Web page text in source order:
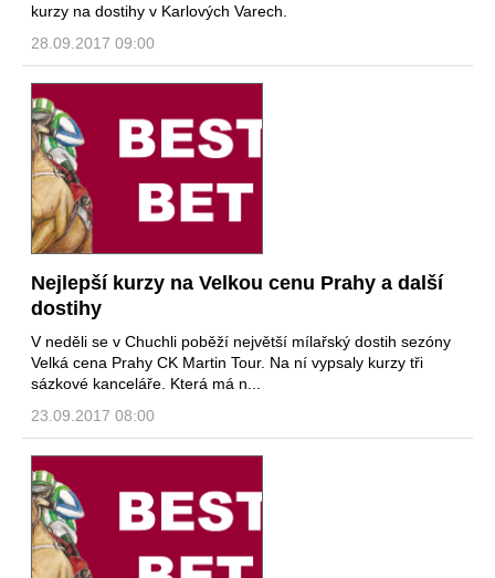
kurzy na dostihy v Karlových Varech.
28.09.2017 09:00
Nejlepší kurzy na Velkou cenu Prahy a další
dostihy
V neděli se v Chuchli poběží největší mílařský dostih sezóny
Velká cena Prahy CK Martin Tour. Na ní vypsaly kurzy tři
sázkové kanceláře. Která má n...
23.09.2017 08:00